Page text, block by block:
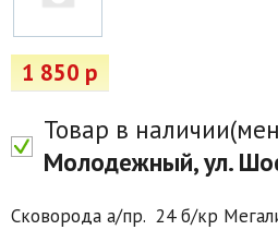
1 850 р
Товар в
Молодежный, ул.
Сковорода а/пр. 24 б/кр